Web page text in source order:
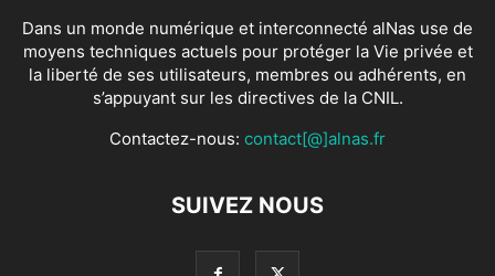
Dans un monde numérique et interconnecté alNas use de
moyens techniques actuels pour protéger la Vie privée et
la liberté de ses utilisateurs, membres ou adhérents, en
s’appuyant sur les directives de la CNIL.
Contactez-nous: contact[@]alnas.fr
SUIVEZ NOUS